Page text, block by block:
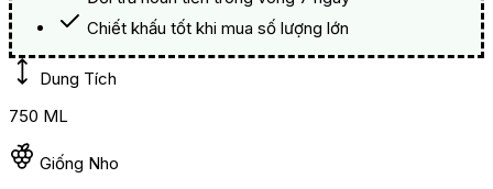
Chiết khấu tốt khi mua số lượng lớn
Dung Tích
750 ML
Giống Nho